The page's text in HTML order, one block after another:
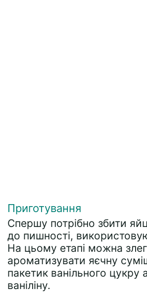
Приготування
Спершу потрібно збити
до пишності,
На цьому етапі можна
ароматизувати яєчну
пакетик ванільного цукру
ваніліну.